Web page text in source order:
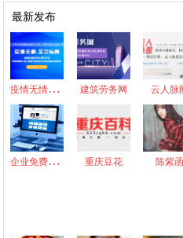
最新发布
疫
情无情，圣灵有情！ 建筑劳务网 云人脉
企
业免费网站建设 重庆豆花 陈紫函